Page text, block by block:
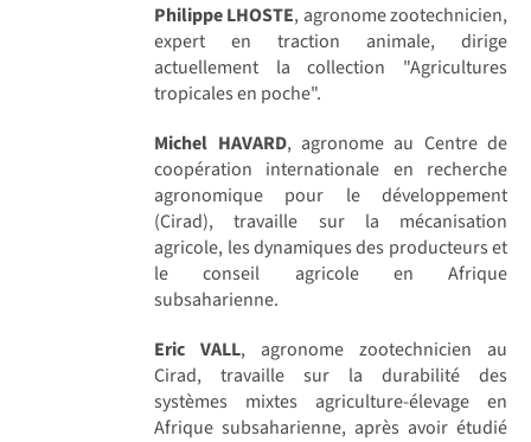
Philippe LHOSTE, agronome zootechnicien,
expert en traction animale, dirige
actuellement la collection "Agricultures
tropicales en poche".
Michel HAVARD, agronome au Centre de
coopération internationale en recherche
agronomique pour le développement
(Cirad), travaille sur la mécanisation
agricole, les dynamiques des producteurs et
le conseil agricole en Afrique
subsaharienne.
Eric VALL, agronome zootechnicien au
Cirad, travaille sur la durabilité des
systèmes mixtes agriculture-élevage en
Afrique subsaharienne, après avoir étudié